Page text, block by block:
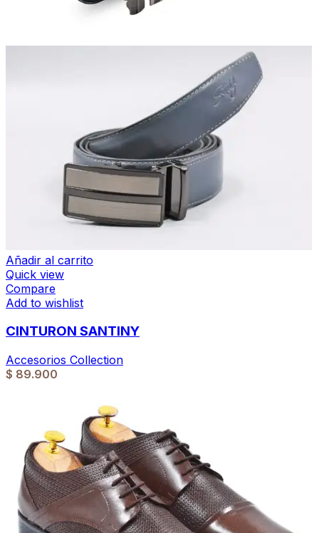
Añadir al carrito
Quick view
Compare
Add to wishlist
CINTURON SANTINY
Accesorios Collection
$ 89.900